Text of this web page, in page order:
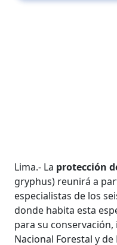
Lima.- La protección
gryphus) reunirá a
especialistas de los
donde habita esta
para su
Nacional Forestal y de